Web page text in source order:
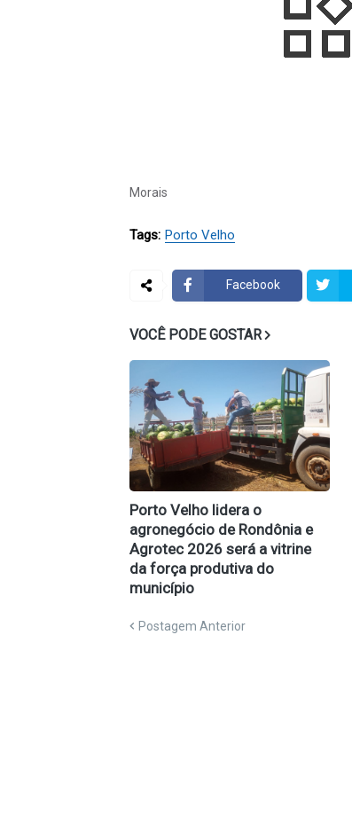
Morais
Tags: Porto Velho
Facebook
VOCÊ PODE GOSTAR
Porto Velho lidera o
agronegócio de Rondônia e
Agrotec 2026 será a vitrine
da força produtiva do
município
Postagem Anterior